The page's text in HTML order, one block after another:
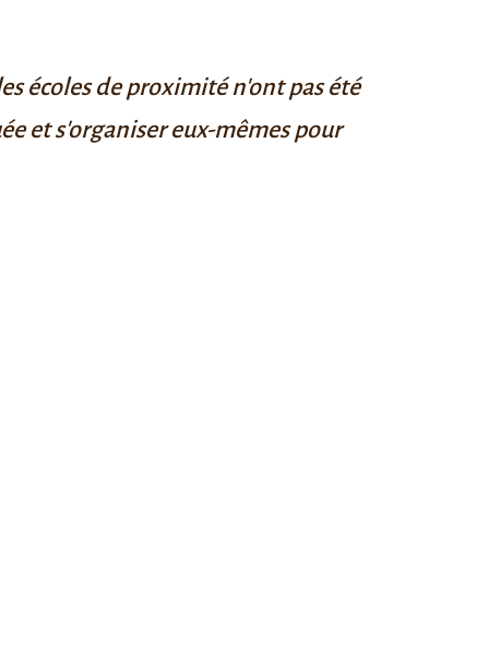
écoles de proximité n'ont pas été
et s'organiser eux-mêmes pour